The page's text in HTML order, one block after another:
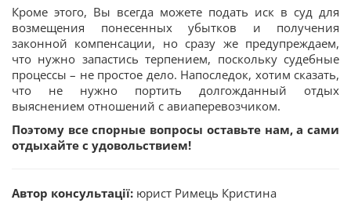
Кроме этого, Вы всегда можете подать иск в суд для
возмещения понесенных убытков и получения
законной компенсации, но сразу же предупреждаем,
что нужно запастись терпением, поскольку судебные
процессы – не простое дело. Напоследок, хотим сказать,
что не нужно портить долгожданный отдых
выяснением отношений с авиаперевозчиком.
Поэтому все спорные вопросы оставьте нам, а сами
отдыхайте с удовольствием!
Автор консультації: юрист Римець Кристина